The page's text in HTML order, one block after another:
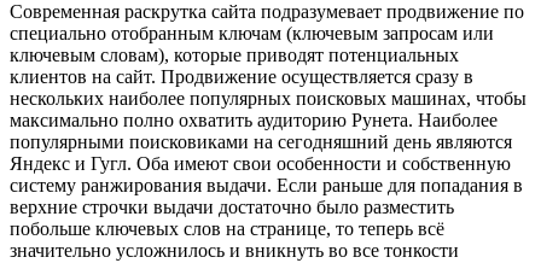
Современная раскрутка сайта подразумевает продвижение по
специально отобранным ключам (ключевым запросам или
ключевым словам), которые приводят потенциальных
клиентов на сайт. Продвижение осуществляется сразу в
нескольких наиболее популярных поисковых машинах, чтобы
максимально полно охватить аудиторию Рунета. Наиболее
популярными поисковиками на сегодняшний день являются
Яндекс и Гугл. Оба имеют свои особенности и собственную
систему ранжирования выдачи. Если раньше для попадания в
верхние строчки выдачи достаточно было разместить
побольше ключевых слов на странице, то теперь всё
значительно усложнилось и вникнуть во все тонкости